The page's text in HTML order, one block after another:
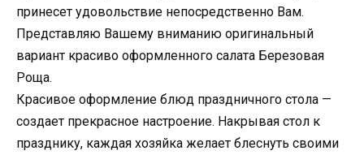
принесет удовольствие непосредственно Вам.
Представляю Вашему вниманию оригинальный
вариант красиво оформленного салата Березовая
Роща.
Красивое оформление блюд праздничного стола —
создает прекрасное настроение. Накрывая стол к
празднику, каждая хозяйка желает блеснуть своими